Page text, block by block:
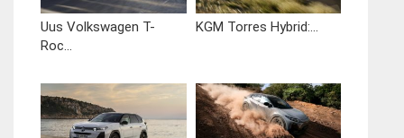
Uus Volkswagen T-
Roc...
KGM Torres Hybrid:...